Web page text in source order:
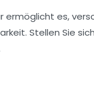
ermöglicht es,
Stellen Sie